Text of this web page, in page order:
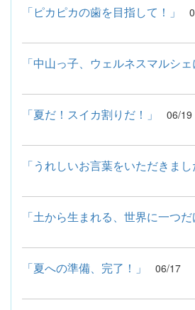
「ピカピカの歯を目指して！」
「中山っ子、ウェルネスマルシェ
「夏だ！スイカ割りだ！」 06/19
「うれしいお言葉をいただきまし
「土から生まれる、世界に一つだ
「夏への準備、完了！」 06/17